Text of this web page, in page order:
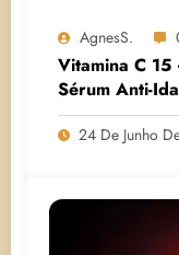
AgnesS.
Vitamina C
Sérum Anti-
24 De Junho